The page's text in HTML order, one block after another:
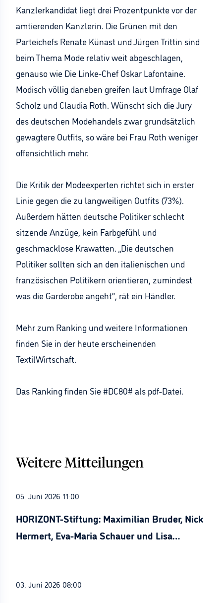
Kanzlerkandidat liegt drei Prozentpunkte vor der
amtierenden Kanzlerin. Die Grünen mit den
Parteichefs Renate Künast und Jürgen Trittin sind
beim Thema Mode relativ weit abgeschlagen,
genauso wie Die Linke-Chef Oskar Lafontaine.
Modisch völlig daneben greifen laut Umfrage Olaf
Scholz und Claudia Roth. Wünscht sich die Jury
des deutschen Modehandels zwar grundsätzlich
gewagtere Outfits, so wäre bei Frau Roth weniger
offensichtlich mehr.
Die Kritik der Modeexperten richtet sich in erster
Linie gegen die zu langweiligen Outfits (73%).
Außerdem hätten deutsche Politiker schlecht
sitzende Anzüge, kein Farbgefühl und
geschmacklose Krawatten. „Die deutschen
Politiker sollten sich an den italienischen und
französischen Politikern orientieren, zumindest
was die Garderobe angeht“, rät ein Händler.
Mehr zum Ranking und weitere Informationen
finden Sie in der heute erscheinenden
TextilWirtschaft.
Das Ranking finden Sie #DC80# als pdf-Datei.
Weitere Mitteilungen
05. Juni 2026 11:00
HORIZONT-Stiftung: Maximilian Bruder, Nick
Hermert, Eva-Maria Schauer und Lisa
03. Juni 2026 08:00